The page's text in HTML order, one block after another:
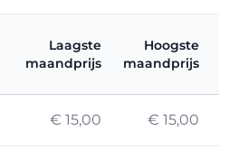
Laagste
maandprijs
Hoogste
maandprijs
€ 15,00 € 15,00